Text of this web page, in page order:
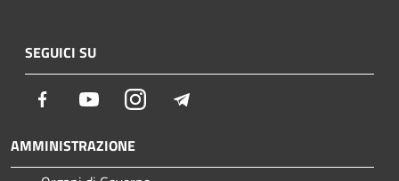
SEGUICI SU
Facebook YoutubeInstagram
AMMINISTRAZIONE